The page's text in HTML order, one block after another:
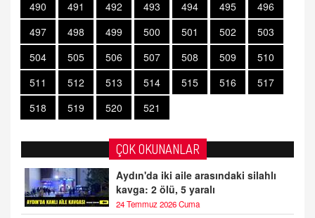
490 491 492 493 494 495
496
497
498 499 500 501 502
503
504
505 506 507 508 509
510
511
512 513 514 515 516
517
518
519 520 521
ÇOK OKUNANLAR
Aydın'da iki aile arasındaki silahlı
kavga: 2 ölü, 5 yaralı
24 Temmuz 2026 Cuma